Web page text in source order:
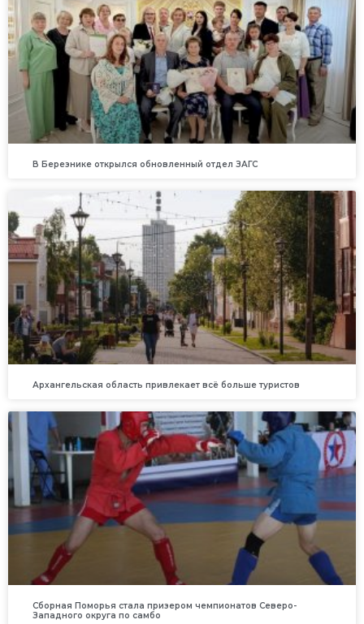
В Березнике открылся обновленный отдел ЗАГС
Архангельская область привлекает всё больше туристов
Сборная Поморья стала призером чемпионатов Северо-
Западного округа по самбо